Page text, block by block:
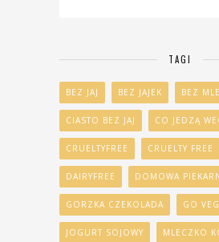
TAGI
BEZ JAJ BEZ JAJEK BEZ
CIASTO BEZ JAJ CO JEDZĄ
CRUELTYFREE CRUELTY FREE
DAIRYFREE DOMOWA
GORZKA CZEKOLADA GO
JOGURT SOJOWY MLECZKO